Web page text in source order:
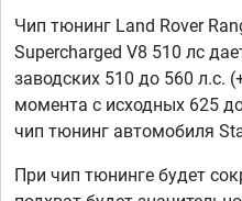
Чип тюнинг Land Rover
Supercharged V8 510 лс
заводских 510 до 560 л.с.
момента с исходных 625
чип тюнинг автомобиля
При чип тюнинге будет